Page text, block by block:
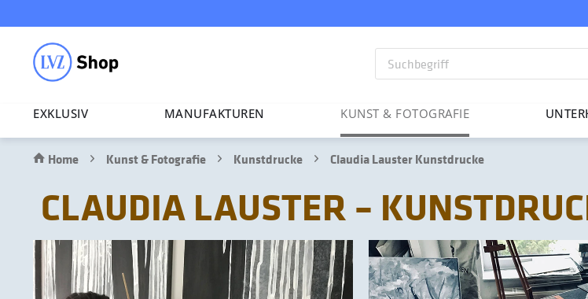
EXKLUSIV MANU­FAK­TUREN KUNST & FOTO­GRAFIE
Home Kunst & Fotografie Kunstdrucke Claudia Lauster Kunstdrucke
CLAUDIA LAUSTER –